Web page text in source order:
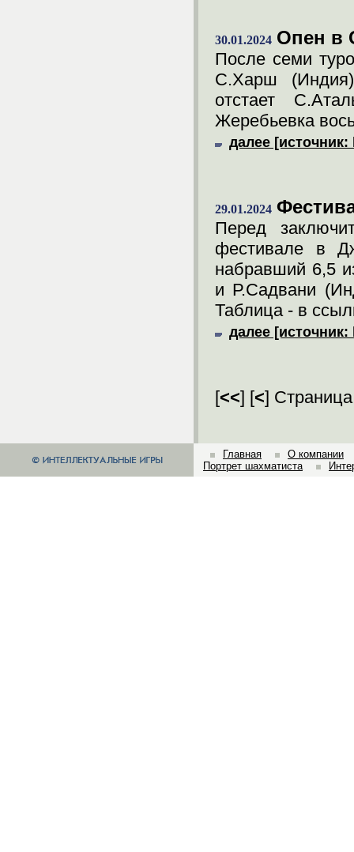
30.01.2024 Опен в
После семи
С.Харш
отстает
Жеребьевка
далее
29.01.2024
Перед
фестивале в
набравший 6,5
и Р.Садвани
Таблица - в
далее
[<<] [<]
Главная
О компании
Портрет шахматиста